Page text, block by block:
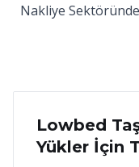
Nakliye
18 Haziran 2026
Lowbed
Yükler İçin